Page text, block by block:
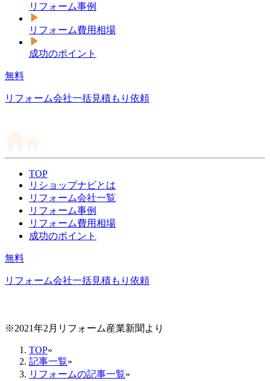
リフォーム事例
リフォーム費用相場
成功のポイント
無料
リフォーム会社一括見積もり依頼
TOP
リショップナビとは
リフォーム会社一覧
リフォーム事例
リフォーム費用相場
成功のポイント
無料
リフォーム会社一括見積もり依頼
※2021年2月リフォーム産業新聞より
TOP»
記事一覧»
リフォームの記事一覧»